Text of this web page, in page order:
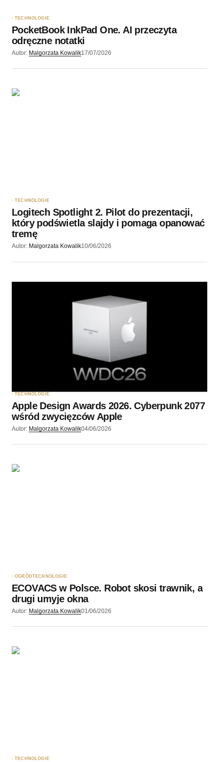
Wyślij komentarz
TECHNOLOGIE
PocketBook InkPad One. AI przeczyta
odręczne notatki
Autor: Malgorzata Kowalik17/07/2026
TECHNOLOGIE
Logitech Spotlight 2. Pilot do prezentacji,
który podświetla slajdy i pomaga opanować
tremę
Autor: Malgorzata Kowalik10/06/2026
TECHNOLOGIE
Apple Design Awards 2026. Cyberpunk 2077
wśród zwycięzców Apple
Autor: Malgorzata Kowalik04/06/2026
OGRÓDTECHNOLOGIE
ECOVACS w Polsce. Robot skosi trawnik, a
drugi umyje okna
Autor: Malgorzata Kowalik01/06/2026
TECHNOLOGIE